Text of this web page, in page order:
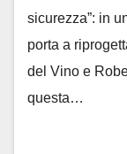
sicurezza”: in
porta a
del Vino e
questa…